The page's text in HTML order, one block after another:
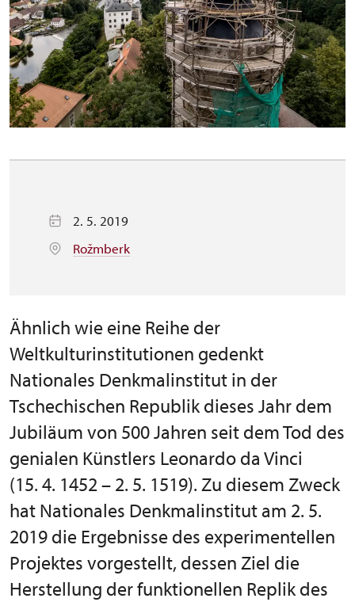
2. 5. 2019
Rožmberk
Ähnlich wie eine Reihe der
Weltkulturinstitutionen gedenkt
Nationales Denkmalinstitut in der
Tschechischen Republik dieses Jahr dem
Jubiläum von 500 Jahren seit dem Tod des
genialen Künstlers Leonardo da Vinci
(15. 4. 1452 – 2. 5. 1519). Zu diesem Zweck
hat Nationales Denkmalinstitut am 2. 5.
2019 die Ergebnisse des experimentellen
Projektes vorgestellt, dessen Ziel die
Herstellung der funktionellen Replik des